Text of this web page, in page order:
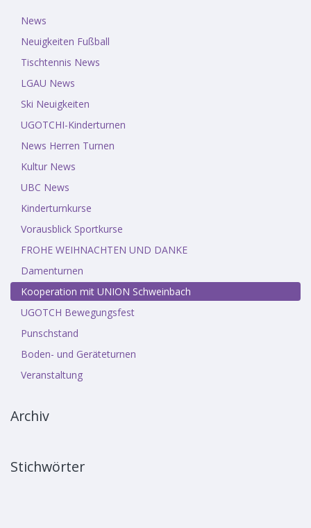
News
Neuigkeiten Fußball
Tischtennis News
LGAU News
Ski Neuigkeiten
UGOTCHI-Kinderturnen
News Herren Turnen
Kultur News
UBC News
Kinderturnkurse
Vorausblick Sportkurse
FROHE WEIHNACHTEN UND DANKE
Damenturnen
Kooperation mit UNION Schweinbach
UGOTCH Bewegungsfest
Punschstand
Boden- und Geräteturnen
Veranstaltung
Archiv
Stichwörter